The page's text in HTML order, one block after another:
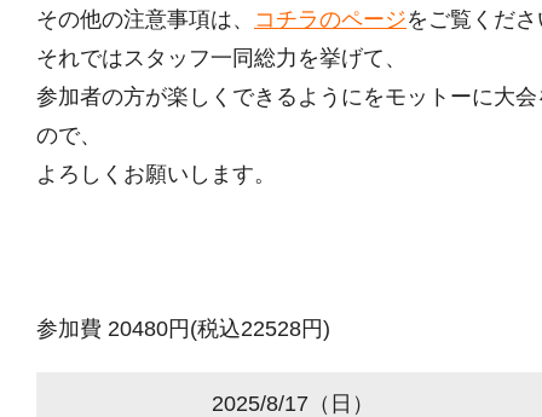
その他の注意事項は、 コチラのページをご覧くだ
それではスタッフ一同総力を挙げて、
参加者の方が楽しくできるようにをモットーに大
ので、
よろしくお願いします。
参加費 20480円(税込22528円)
2025/8/17（日）